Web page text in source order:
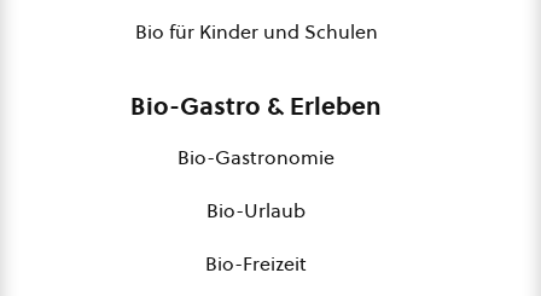
Bio für Kinder und Schulen
Bio-Gastro & Erleben
Bio-Gastronomie
Bio-Urlaub
Bio-Freizeit